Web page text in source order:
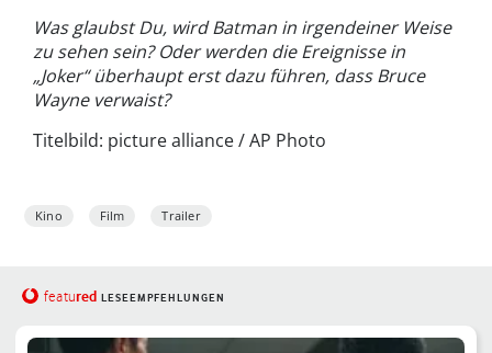
Was glaubst Du, wird Batman in irgendeiner Weise
zu sehen sein? Oder werden die Ereignisse in
„Joker“ überhaupt erst dazu führen, dass Bruce
Wayne verwaist?
Titelbild: picture alliance / AP Photo
Kino Film Trailer
featured LESEEMPFEHLUNGEN